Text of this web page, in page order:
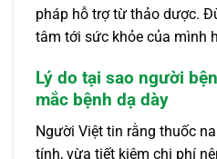
pháp hỗ trợ từ thảo dược.
tâm tới sức khỏe của mình
Lý do tại sao người
mắc bệnh dạ dày
Người Việt tin rằng thuốc
tính, vừa tiết kiệm chi phí